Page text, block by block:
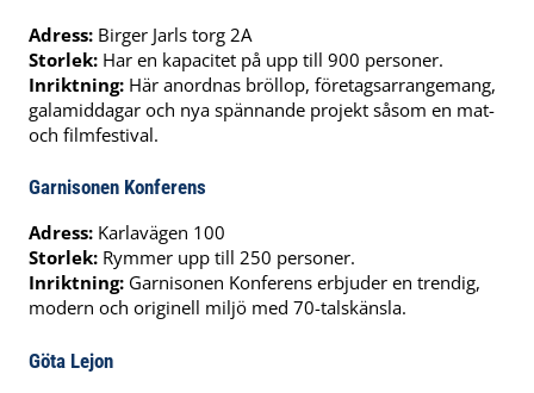
Adress: Birger Jarls torg 2A
Storlek: Har en kapacitet på upp till 900 personer.
Inriktning: Här anordnas bröllop, företagsarrangemang,
galamiddagar och nya spännande projekt såsom en mat-
och filmfestival.
Garnisonen Konferens
Adress: Karlavägen 100
Storlek: Rymmer upp till 250 personer.
Inriktning: Garnisonen Konferens erbjuder en trendig,
modern och originell miljö med 70-talskänsla.
Göta Lejon